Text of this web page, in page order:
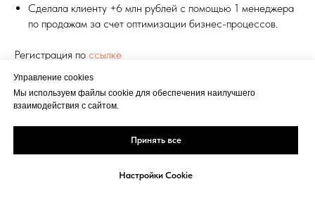
Сделала клиенту +6 млн рублей с помощью 1 менеджера
по продажам за счет оптимизации бизнес-процессов.
Регистрация по ссылке
СТРАТЕГИЯ РАЗВИТИЯ БИЗНЕСА
Управление cookies
Мы используем файлы cookie для обеспечения наилучшего
взаимодействия с сайтом.
Принять все
Настройки Cookie